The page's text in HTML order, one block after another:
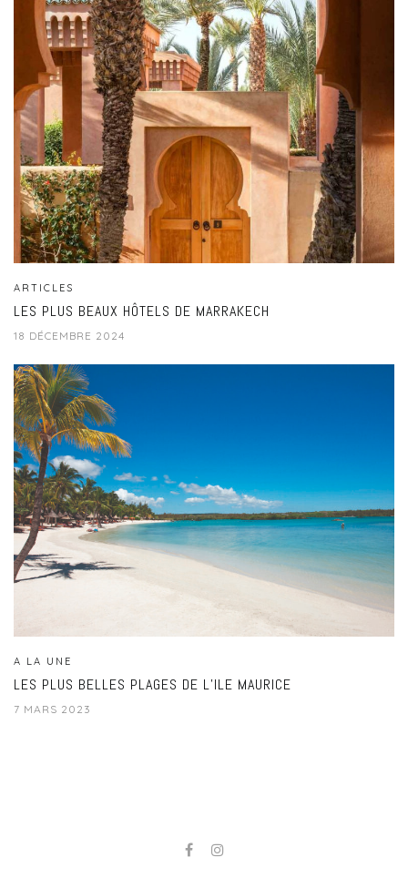
ARTICLES
LES PLUS BEAUX HÔTELS DE MARRAKECH
18 DÉCEMBRE 2024
A LA UNE
LES PLUS BELLES PLAGES DE L’ILE MAURICE
7 MARS 2023